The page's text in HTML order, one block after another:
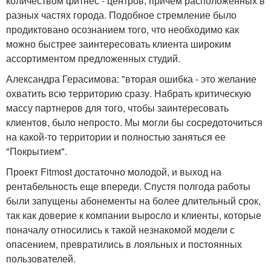
разных частях города. Подобное стремление было
продиктовано осознанием того, что необходимо как
можно быстрее заинтересовать клиента широким
ассортиментом предложенных студий.
Александра Герасимова: "вторая ошибка - это желание
охватить всю территорию сразу. Набрать критическую
массу партнеров для того, чтобы заинтересовать
клиентов, было непросто. Мы могли бы сосредоточиться
на какой-то территории и полностью заняться ее
"Покрытием".
Проект Fitmost достаточно молодой, и выход на
рентабельность еще впереди. Спустя полгода работы
были запущены абонементы на более длительный срок,
так как доверие к компании выросло и клиенты, которые
поначалу относились к такой незнакомой модели с
опасением, превратились в лояльных и постоянных
пользователей.